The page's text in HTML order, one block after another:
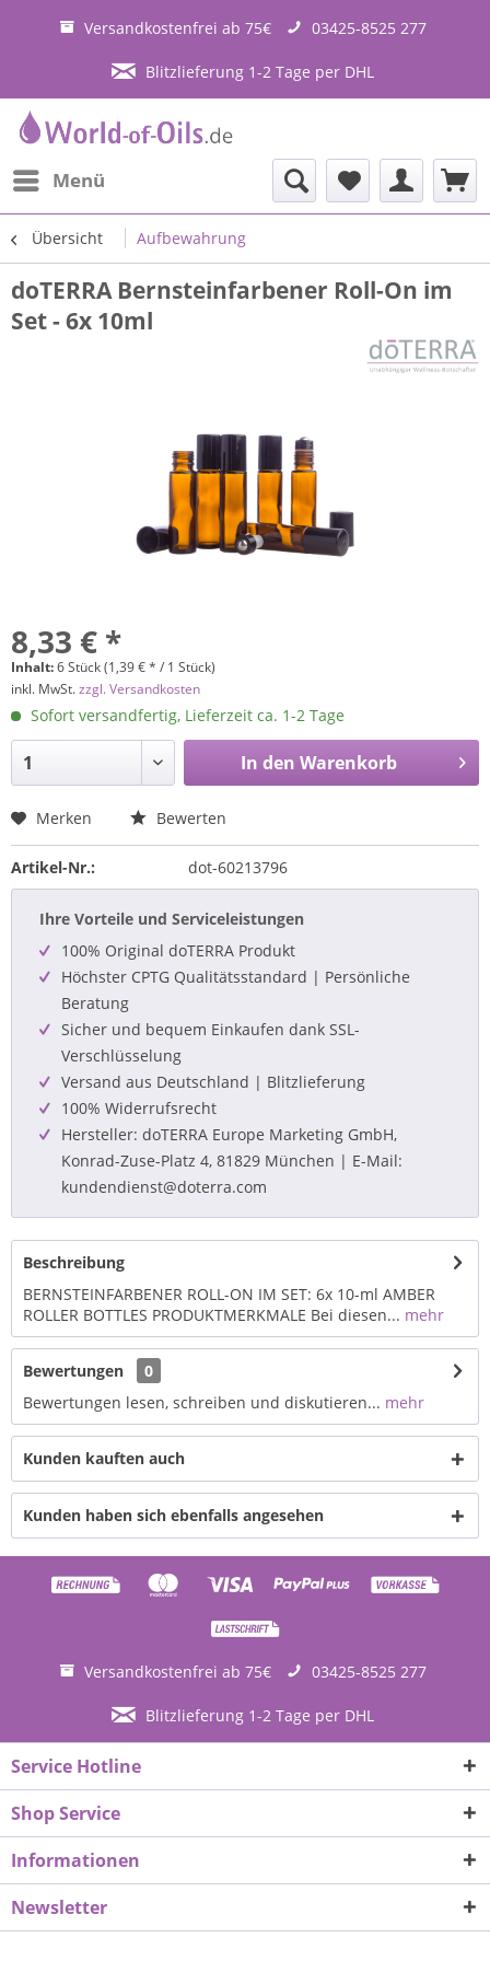
Versandkostenfrei ab 75€ 03425-8525 277
Blitzlieferung 1-2 Tage per DHL
Menü
Übersicht Aufbewahrung
doTERRA Bernsteinfarbener Roll-On im
Set - 6x 10ml
8,33 € *
Inhalt:6 Stück (1,39 € * / 1 Stück)
inkl. MwSt.zzgl. Versandkosten
Sofort versandfertig, Lieferzeit ca. 1-2 Tage
In den Warenkorb
Merken Bewerten
Artikel-Nr.: dot-60213796
Ihre Vorteile und Serviceleistungen
100% Original doTERRA Produkt
Höchster CPTG Qualitätsstandard | Persönliche
Beratung
Sicher und bequem Einkaufen dank SSL-
Verschlüsselung
Versand aus Deutschland | Blitzlieferung
100% Widerrufsrecht
Hersteller: doTERRA Europe Marketing GmbH,
Konrad-Zuse-Platz 4, 81829 München | E-Mail:
kundendienst@doterra.com
Beschreibung
BERNSTEINFARBENER ROLL-ON IM SET: 6x 10-ml AMBER
ROLLER BOTTLES PRODUKTMERKMALE Bei diesen... mehr
Bewertungen
0
Bewertungen lesen, schreiben und diskutieren... mehr
Kunden kauften auch
Kunden haben sich ebenfalls angesehen
Versandkostenfrei ab 75€ 03425-8525 277
Blitzlieferung 1-2 Tage per DHL
Service Hotline
Shop Service
Informationen
Newsletter